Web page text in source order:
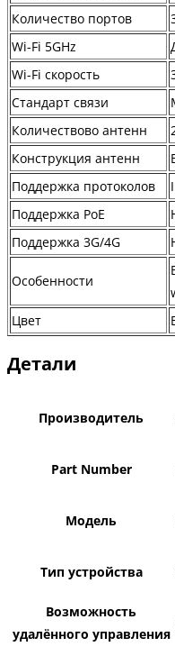
Количество портов
Wi-Fi 5GHz
Wi-Fi скорость
Стандарт связи
Количествово антенн
Конструкция антенн
Поддержка протоколов
Поддержка PoE
Поддержка 3G/4G
Особенности
Цвет
Детали
Производитель
Part Number
Модель
Тип устройства
Возможность
удалённого управления